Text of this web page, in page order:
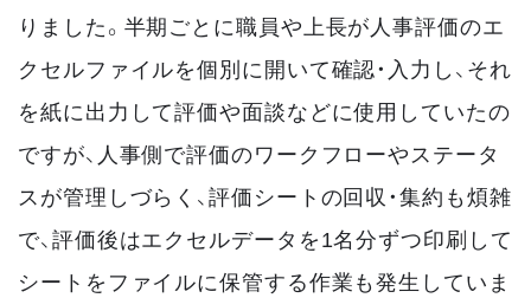
りました。半期ごとに職員や上長が人事評価のエ
クセルファイルを個別に開いて確認・入力し、それ
を紙に出力して評価や面談などに使用していたの
ですが、人事側で評価のワークフローやステータ
スが管理しづらく、評価シートの回収・集約も煩雑
で、評価後はエクセルデータを1名分ずつ印刷して
シートをファイルに保管する作業も発生していま